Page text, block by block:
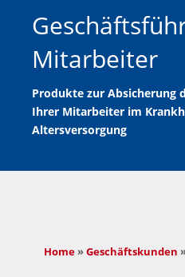
Mitarbeiter
Produkte zur Absicherung
Ihrer Mitarbeiter im
Altersversorgung
Home » Geschäftskunden